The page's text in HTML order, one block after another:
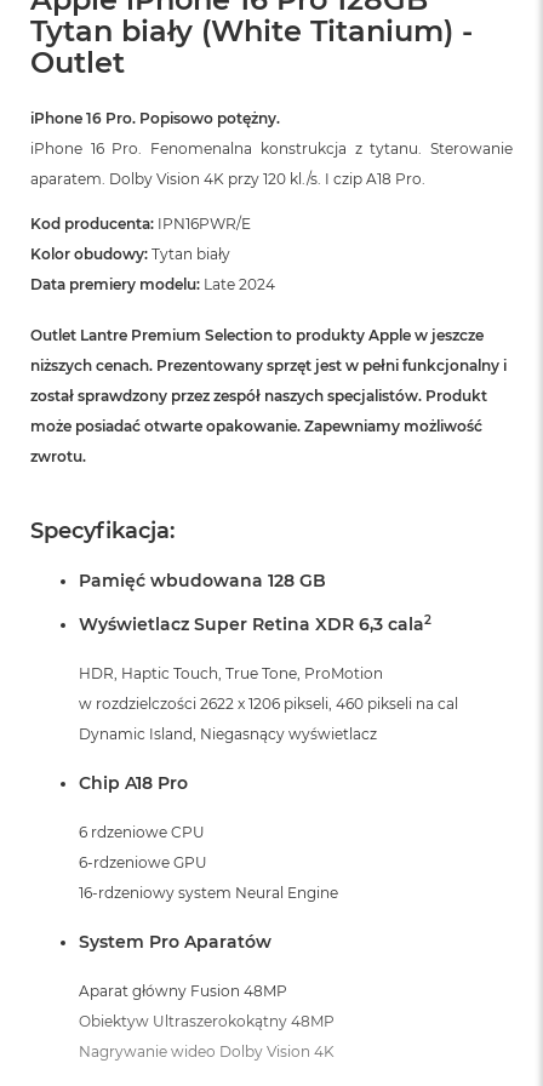
A
i
r
M
a
c
B
o
A
i
M
M
c
B
k
A
i
r
M
4
M
a
c
B
o
A
i
M
a
c
B
o
Tytan biały (White Titanium) -
Outlet
iPhone 16 Pro. Popisowo potężny.
iPhone 16 Pro. Fenomenalna konstrukcja z tytanu. Sterowanie
aparatem. Dolby Vision 4K przy 120 kl./s. I czip A18 Pro.
Kod producenta: IPN16PWR/E
Kolor obudowy: Tytan biały
Data premiery modelu: Late 2024
Outlet Lantre Premium Selection to produkty Apple w jeszcze
niższych cenach. Prezentowany sprzęt jest w pełni funkcjonalny i
został sprawdzony przez zespół naszych specjalistów. Produkt
może posiadać otwarte opakowanie. Zapewniamy możliwość
zwrotu.
Specyfikacja:
Pamięć wbudowana 128 GB
Wyświetlacz Super Retina XDR 6,3 cala2
HDR, Haptic Touch, True Tone, ProMotion
w rozdzielczości 2622 x 1206 pikseli, 460 pikseli na cal
Dynamic Island, Niegasnący wyświetlacz
Chip A18 Pro
6 rdzeniowe CPU
6-rdzeniowe GPU
16-rdzeniowy system Neural Engine
System Pro Aparatów
Aparat główny Fusion 48MP
Obiektyw Ultraszerokokątny 48MP
Nagrywanie wideo Dolby Vision 4K